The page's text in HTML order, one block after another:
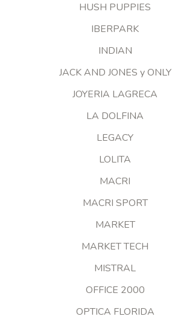
HUSH PUPPIES
IBERPARK
INDIAN
JACK AND JONES y ONLY
JOYERIA LAGRECA
LA DOLFINA
LEGACY
LOLITA
MACRI
MACRI SPORT
MARKET
MARKET TECH
MISTRAL
OFFICE 2000
OPTICA FLORIDA